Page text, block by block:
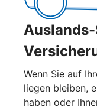
Wenn Sie auf
liegen bleiben,
haben oder